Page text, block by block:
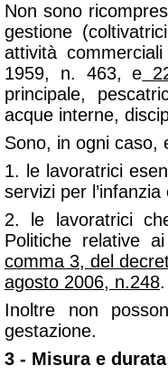
Non sono
gestione
attività
1959, n. 463, e
principale,
acque interne,
Sono, in ogni caso,
1. le lavoratrici
servizi per
2. le lavoratrici
Politiche relative
comma 3, del
agosto 2006, n.248.
Inoltre non
gestazione.
3 - Misura e